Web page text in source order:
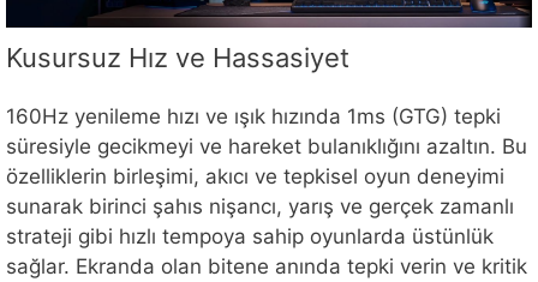
Kusursuz Hız ve Hassasiyet
160Hz yenileme hızı ve ışık hızında 1ms (GTG) tepki
süresiyle gecikmeyi ve hareket bulanıklığını azaltın. Bu
özelliklerin birleşimi, akıcı ve tepkisel oyun deneyimi
sunarak birinci şahıs nişancı, yarış ve gerçek zamanlı
strateji gibi hızlı tempoya sahip oyunlarda üstünlük
sağlar. Ekranda olan bitene anında tepki verin ve kritik